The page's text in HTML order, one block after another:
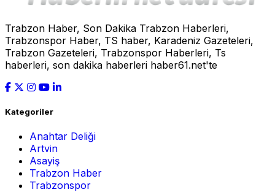
Trabzon Haber, Son Dakika Trabzon Haberleri,
Trabzonspor Haber, TS haber, Karadeniz Gazeteleri,
Trabzon Gazeteleri, Trabzonspor Haberleri, Ts
haberleri, son dakika haberleri haber61.net'te
Kategoriler
Anahtar Deliği
Artvin
Asayiş
Trabzon Haber
Trabzonspor